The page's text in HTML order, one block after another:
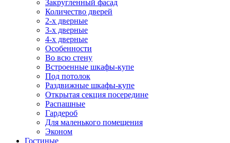
Закругленный фасад
Количество дверей
2-х дверные
3-х дверные
4-х дверные
Особенности
Во всю стену
Встроенные шкафы-купе
Под потолок
Раздвижные шкафы-купе
Открытая секция посередине
Распашные
Гардероб
Для маленького помещения
Эконом
Гостиные